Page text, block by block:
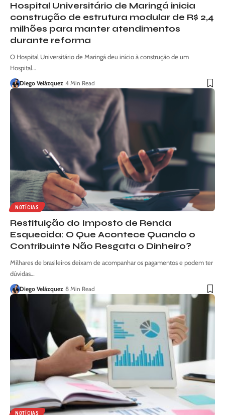
Hospital Universitário de Maringá inicia
construção de estrutura modular de R$ 2,4
milhões para manter atendimentos
durante reforma
O Hospital Universitário de Maringá deu início à construção de um
Hospital…
Diego Velázquez 4 Min Read
NOTÍCIAS
Restituição do Imposto de Renda
Esquecida: O Que Acontece Quando o
Contribuinte Não Resgata o Dinheiro?
Milhares de brasileiros deixam de acompanhar os pagamentos e podem ter
dúvidas…
Diego Velázquez 8 Min Read
NOTÍCIAS